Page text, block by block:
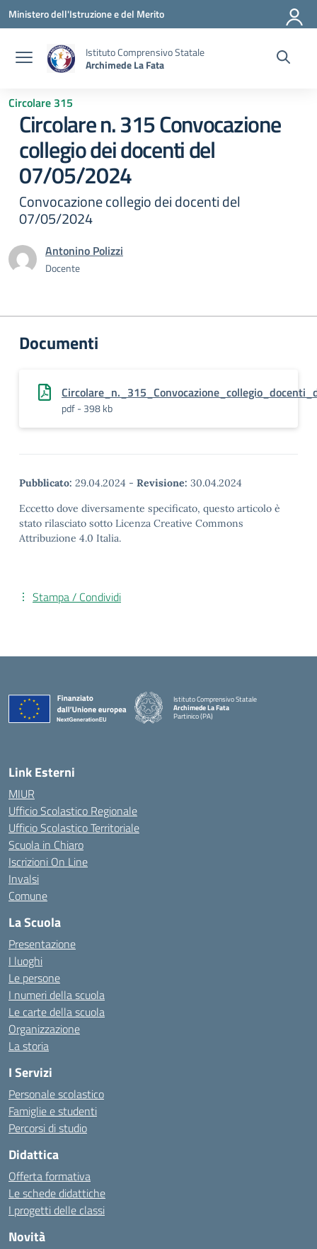
Vai ai contenuti
Vai al menu di navigazione
Vai al footer
Ministero dell'Istruzione e del Merito
Istituto Comprensivo Statale
Archimede La Fata
Circolare 315
Circolare n. 315 Convocazione
collegio dei docenti del
07/05/2024
Convocazione collegio dei docenti del
07/05/2024
Antonino Polizzi
Docente
Documenti
pdf - 398 kb
Pubblicato: 29.04.2024 - Revisione: 30.04.2024
Eccetto dove diversamente specificato, questo articolo è
stato rilasciato sotto Licenza Creative Commons
Attribuzione 4.0 Italia.
Stampa / Condividi
Istituto Comprensivo Statale
Archimede La Fata
Partinico (PA)
Link Esterni
MIUR
Ufficio Scolastico Regionale
Ufficio Scolastico Territoriale
Scuola in Chiaro
Iscrizioni On Line
Invalsi
Comune
La Scuola
Presentazione
I luoghi
Le persone
I numeri della scuola
Le carte della scuola
Organizzazione
La storia
I Servizi
Personale scolastico
Famiglie e studenti
Percorsi di studio
Didattica
Offerta formativa
Le schede didattiche
I progetti delle classi
Novità